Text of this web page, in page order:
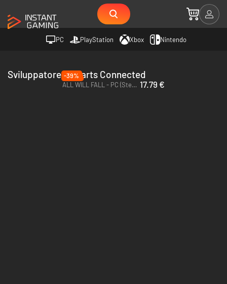
PC PlayStation Xbox Nintendo
Sviluppatore All Parts Connected
-39%
ALL WILL FALL - PC (Steam) - Europe & US & Canada 17.79 €